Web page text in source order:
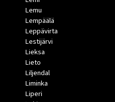
Lemu
Lempäälä
Leppävirta
Lestijärvi
Lieksa
Lieto
Liljendal
Liminka
Liperi